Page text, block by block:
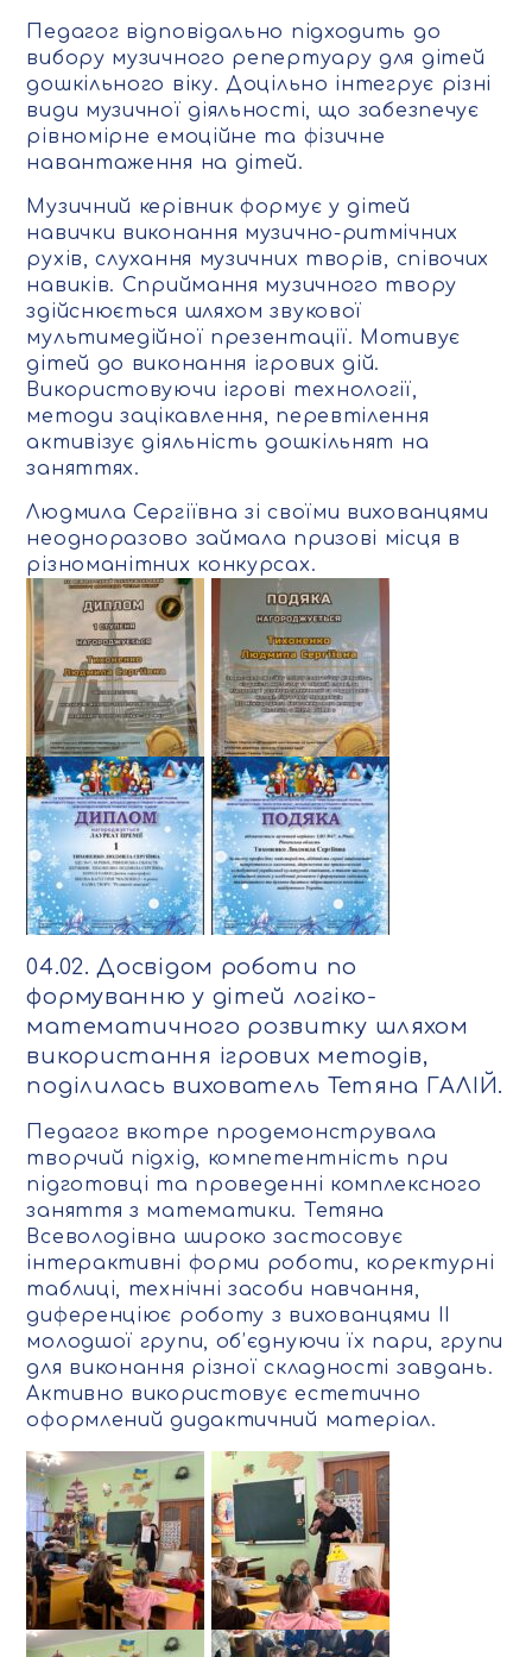
Педагог відповідально підходить до
вибору музичного репертуару для дітей
дошкільного віку. Доцільно інтегрує різні
види музичної діяльності, що забезпечує
рівномірне емоційне та фізичне
навантаження на дітей.
Музичний керівник формує у дітей
навички виконання музично-ритмічних
рухів, слухання музичних творів, співочих
навиків. Сприймання музичного твору
здійснюється шляхом звукової
мультимедійної презентації. Мотивує
дітей до виконання ігрових дій.
Використовуючи ігрові технології,
методи зацікавлення, перевтілення
активізує діяльність дошкільнят на
заняттях.
Людмила Сергіївна зі своїми вихованцями
неодноразово займала призові місця в
різноманітних конкурсах.
04.02. Досвідом роботи по
формуванню у дітей логіко-
математичного розвитку шляхом
використання ігрових методів,
поділилась вихователь Тетяна ГАЛІЙ.
Педагог вкотре продемонструвала
творчий підхід, компетентність при
підготовці та проведенні комплексного
заняття з математики. Тетяна
Всеволодівна широко застосовує
інтерактивні форми роботи, коректурні
таблиці, технічні засоби навчання,
диференціює роботу з вихованцями ІІ
молодшої групи, об’єднуючи їх пари, групи
для виконання різної складності завдань.
Активно використовує естетично
оформлений дидактичний матеріал.